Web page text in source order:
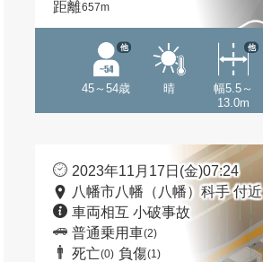
距離657m
45～54歳
他
晴
幅5.5～
13.0m
他
2023年11月17日(金)07:24
八幡市八幡（八幡）科手 付近
車両相互 小破事故
普通乗用車(2)
死亡(0) 負傷(1)